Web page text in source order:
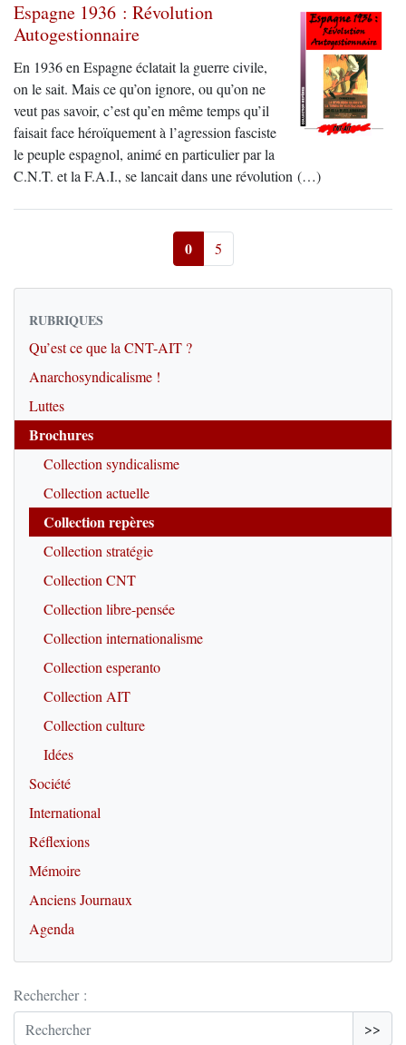
Espagne 1936 : Révolution
Autogestionnaire
En 1936 en Espagne éclatait la guerre civile,
on le sait. Mais ce qu’on ignore, ou qu’on ne
veut pas savoir, c’est qu’en même temps qu’il
faisait face héroïquement à l’agression fasciste
le peuple espagnol, animé en particulier par la
C.N.T. et la F.A.I., se lancait dans une révolution (…)
0 5
RUBRIQUES
Qu’est ce que la CNT-AIT ?
Anarchosyndicalisme !
Luttes
Brochures
Collection syndicalisme
Collection actuelle
Collection repères
Collection stratégie
Collection CNT
Collection libre-pensée
Collection internationalisme
Collection esperanto
Collection AIT
Collection culture
Idées
Société
International
Réflexions
Mémoire
Anciens Journaux
Agenda
Rechercher :
>>